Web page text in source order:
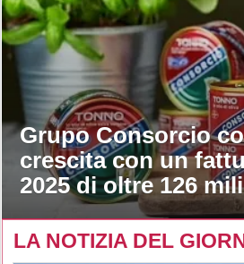
Grupo Consorcio
crescita con un
2025 di oltre 126
LA NOTIZIA DEL